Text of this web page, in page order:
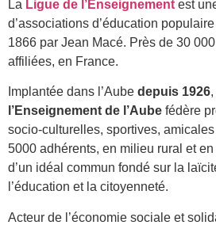
La Ligue de l’Enseignement est
d’associations d’éducation
1866 par Jean Macé. Près de 30
affiliées, en France.
Implantée dans l’Aube depuis 1926,
l’Enseignement de l’Aube fédère
socio-culturelles, sportives,
5000 adhérents, en milieu rural et
d’un idéal commun fondé sur la
l’éducation et la citoyenneté.
Acteur de l’économie sociale et